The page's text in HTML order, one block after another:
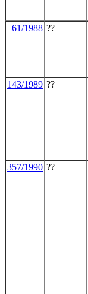
61/1988 ??
143/1989 ??
357/1990 ??